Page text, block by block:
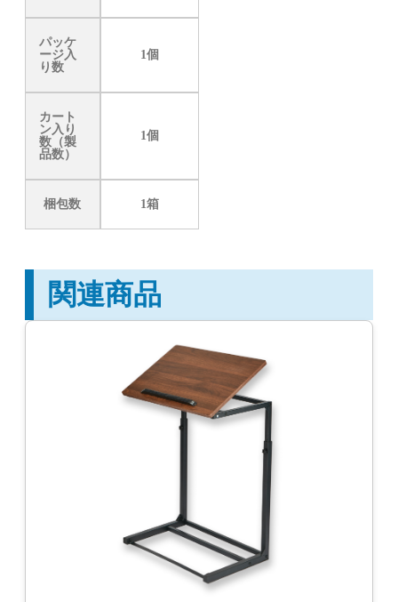
パッケ
ージ入
り数
1個
カート
ン入り
数（製
品数）
1個
梱包数 1箱
関連商品